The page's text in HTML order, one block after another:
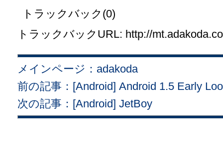
トラックバック(0)
トラックバックURL: http://
メインページ：adakoda
前の記事：[Android] Android 1.5 Early
次の記事：[Android] JetBoy